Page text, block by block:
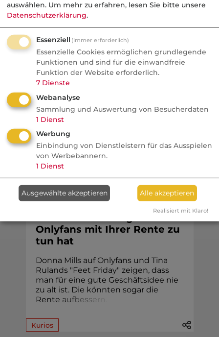
Sorgen um Deutschlands
Kreditwürdigkeit
Die Bundesrepublik gehört zu den rund
einem Dutzend Staaten weltweit, denen
die Ratingagenturen mit der Bestnote
AAA höchste Zahlungsfähigkeit
bescheinigen. Diese Einstufung könnte
jetzt ...
Na sowas!
n-tv
Sexy bis zur Pflegestufe -
Onlyfans mit Ihrer Rente zu
tun hat
Donna Mills auf Onlyfans und Tina
Rulands "Feet Friday" zeigen, dass
man für eine gute Geschäftsidee nie
zu alt ist. Die könnten sogar die
Rente aufbesser
Kurios
auswählen. Um mehr zu erfahren, lesen Sie bitte unsere
Datenschutzerklärung.
Essenziell (immer erforderlich)
Essenzielle Cookies ermöglichen grundlegende
Funktionen und sind für die einwandfreie
Funktion der Website erforderlich.
7 Dienste
Webanalyse
Sammlung und Auswertung von Besucherdaten
1 Dienst
Werbung
Einbindung von Dienstleistern für das Ausspielen
von Werbebannern.
1 Dienst
Ausgewählte akzeptieren Alle akzeptieren
Realisiert mit Klaro!